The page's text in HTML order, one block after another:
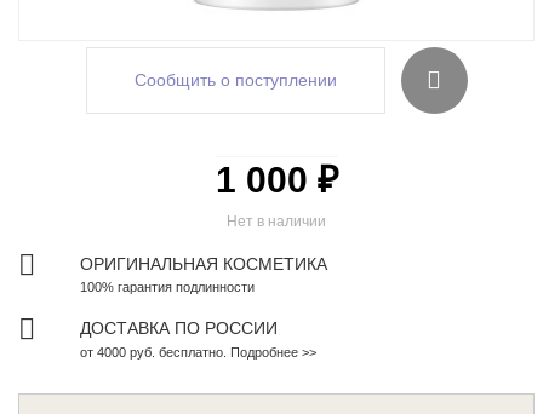
Сообщить о поступлении
Нет в наличии
1 000 ₽
ОРИГИНАЛЬНАЯ КОСМЕТИКА
100% гарантия подлинности
ДОСТАВКА ПО РОССИИ
от 4000 руб. бесплатно. Подробнее >>